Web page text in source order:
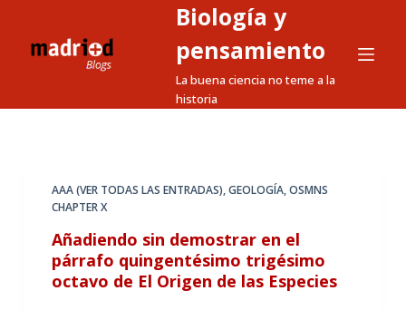
a
Biología y
pensamiento
La buena ciencia no teme a la
historia
AAA (VER TODAS LAS ENTRADAS),GEOLOGÍA,OSMNS
CHAPTER X
Añadiendo sin demostrar en el
párrafo quingentésimo trigésimo
octavo de El Origen de las Especies